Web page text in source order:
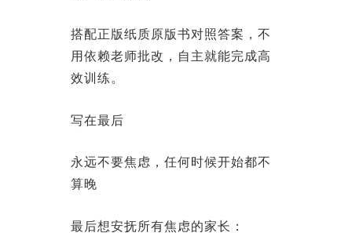
搭配正版纸质原版书对照答案，不
用依赖老师批改，自主就能完成高
效训练。
写在最后
永远不要焦虑，任何时候开始都不
算晚
最后想安抚所有焦虑的家长：